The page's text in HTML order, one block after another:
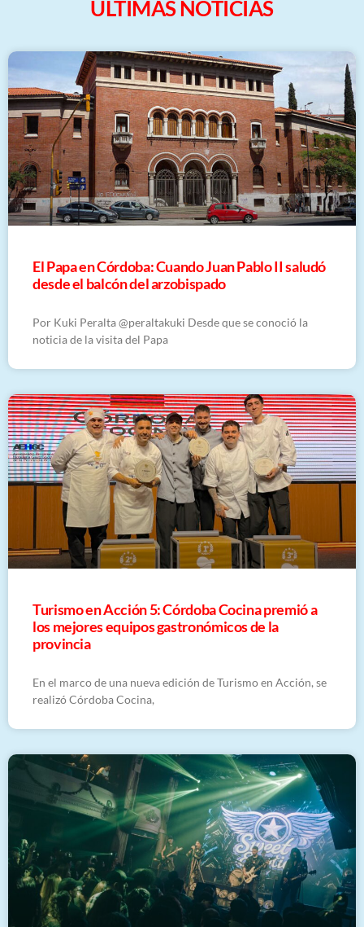
ULTIMAS NOTICIAS
El Papa en Córdoba: Cuando Juan Pablo II saludó
desde el balcón del arzobispado
Por Kuki Peralta @peraltakuki Desde que se conoció la
noticia de la visita del Papa
Turismo en Acción 5: Córdoba Cocina premió a
los mejores equipos gastronómicos de la
provincia
En el marco de una nueva edición de Turismo en Acción, se
realizó Córdoba Cocina,